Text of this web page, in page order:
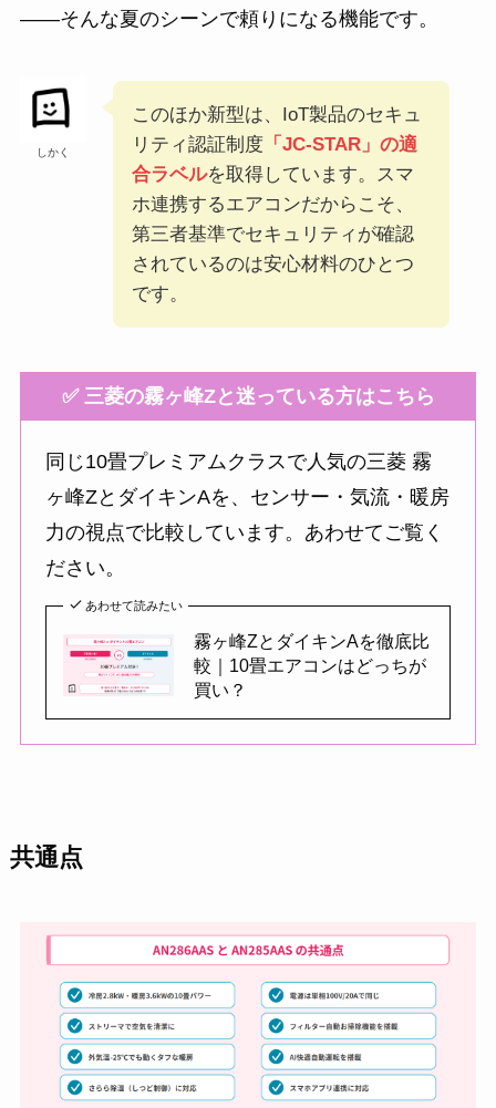
——そんな夏のシーンで頼りになる機能です。
しかく
このほか新型は、IoT製品のセキュ
リティ認証制度「JC-STAR」の適
合ラベルを取得しています。スマ
ホ連携するエアコンだからこそ、
第三者基準でセキュリティが確認
されているのは安心材料のひとつ
です。
✅ 三菱の霧ヶ峰Zと迷っている方はこちら
同じ10畳プレミアムクラスで人気の三菱 霧
ヶ峰ZとダイキンAを、センサー・気流・暖房
力の視点で比較しています。あわせてご覧く
ださい。
あわせて読みたい
霧ヶ峰ZとダイキンAを徹底比
較｜10畳エアコンはどっちが
買い？
共通点